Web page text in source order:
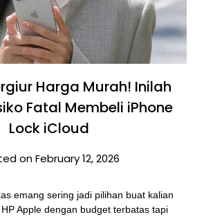
Harga Murah! Inilah
Fatal Membeli iPhone
Lock iCloud
on February 12, 2026
emang sering jadi pilihan buat kalian
Apple dengan budget terbatas tapi